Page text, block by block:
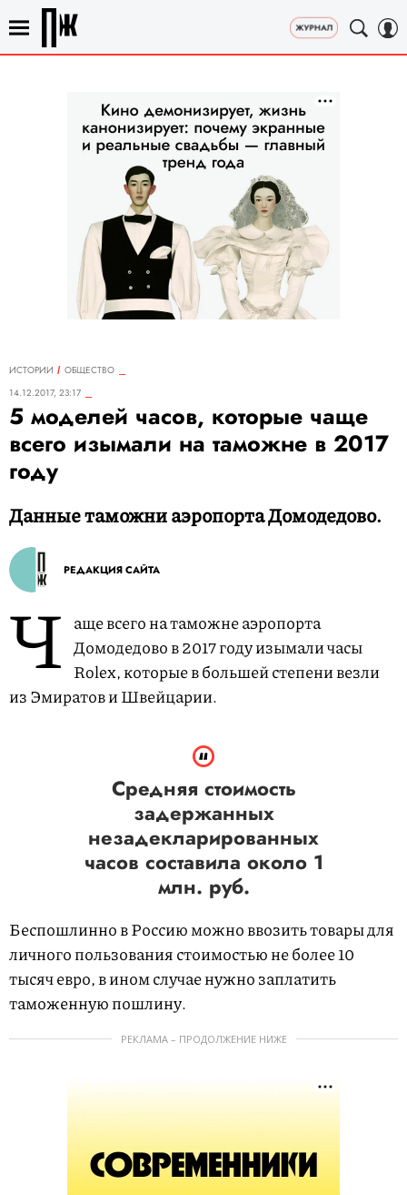
ИСТОРИИ
ОБЩЕСТВО
14.12.2017, 23:17
5 моделей часов, которые чаще
всего изымали на таможне в 2017
году
Данные таможни аэропорта Домодедово.
РЕДАКЦИЯ САЙТА
Ч аще всего на таможне аэропорта
Домодедово в 2017 году изымали часы
Rolex, которые в большей степени везли
из Эмиратов и Швейцарии.
Средняя стоимость
задержанных
незадекларированных
часов составила около 1
млн. руб.
Беспошлинно в Россию можно ввозить товары для
личного пользования стоимостью не более 10
тысяч евро, в ином случае нужно заплатить
таможенную пошлину.
РЕКЛАМА – ПРОДОЛЖЕНИЕ НИЖЕ